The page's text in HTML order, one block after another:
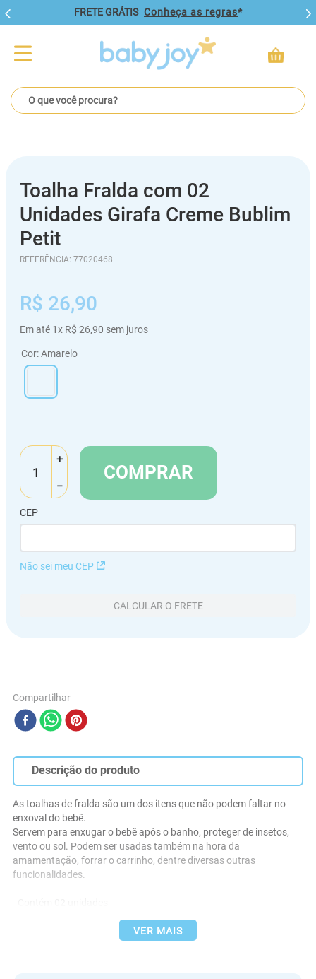
FRETE GRÁTIS Conheça as regras*
O que você procura?
Toalha Fralda com 02
Unidades Girafa Creme Bublim
Petit
REFERÊNCIA: 77020468
R$ 26,90
Em até 1x R$ 26,90 sem juros
Cor:Amarelo
＋
－
COMPRAR
CEP
Não sei meu CEP
CALCULAR O FRETE
Compartilhar
Descrição do produto
As toalhas de fralda são um dos itens que não podem faltar no
enxoval do bebê.
Servem para enxugar o bebê após o banho, proteger de insetos,
vento ou sol. Podem ser usadas também na hora da
amamentação, forrar o carrinho, dentre diversas outras
funcionalidades.
VER MAIS